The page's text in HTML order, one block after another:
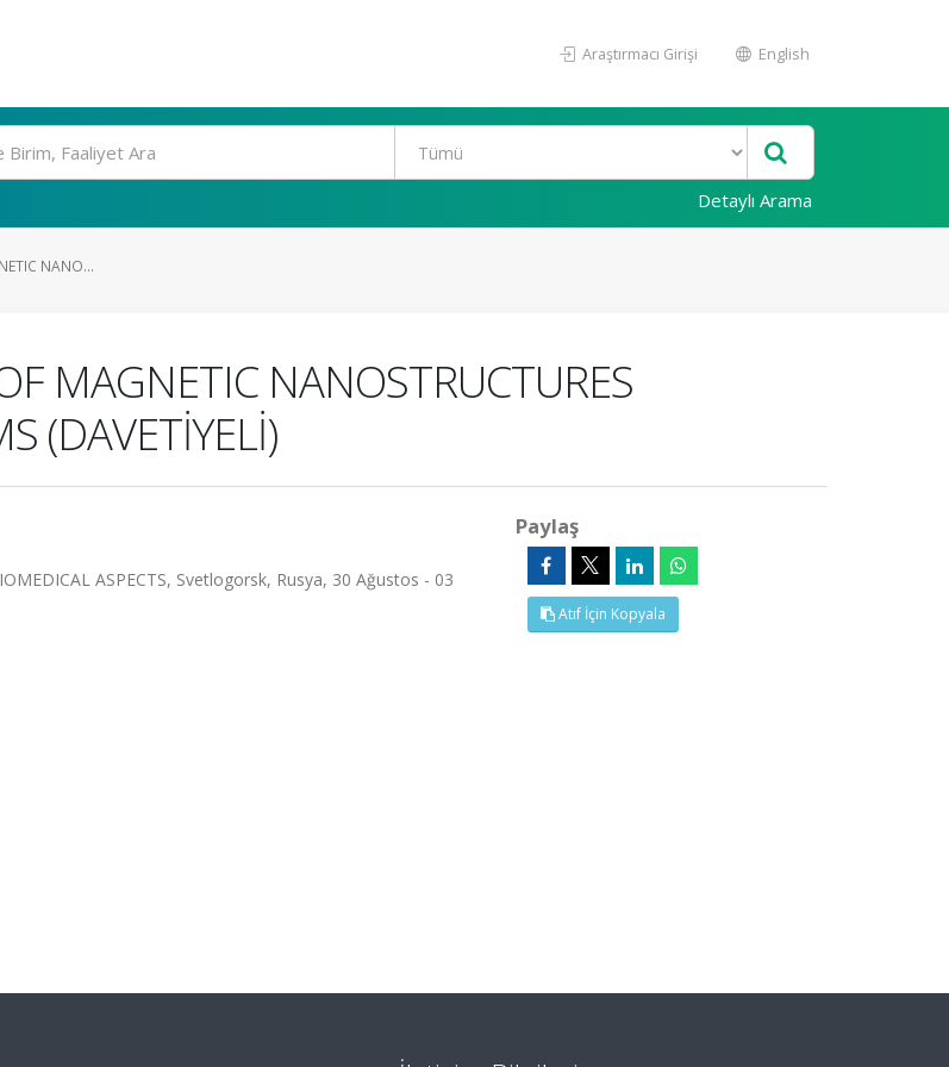
Araştırmacı Girişi English
Detaylı Arama
NANO...
MAGNETIC NANOSTRUCTURES
(DAVETİYELİ)
ASPECTS, Svetlogorsk, Rusya, 30 Ağustos - 03
Paylaş
Atıf İçin Kopyala